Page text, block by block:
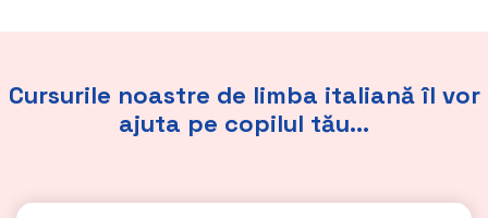
Cursurile noastre de limba italiană îl vor
ajuta pe copilul tău...